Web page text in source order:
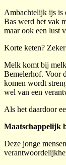
Ambachtelijk ijs is
Bas werd het vak
maar ook een lust
Korte keten?
Melk komt bij
Bemelerhof. Voor
komen wordt
wel van een
Als het daardoor
Maatschappelijk
Deze jonge